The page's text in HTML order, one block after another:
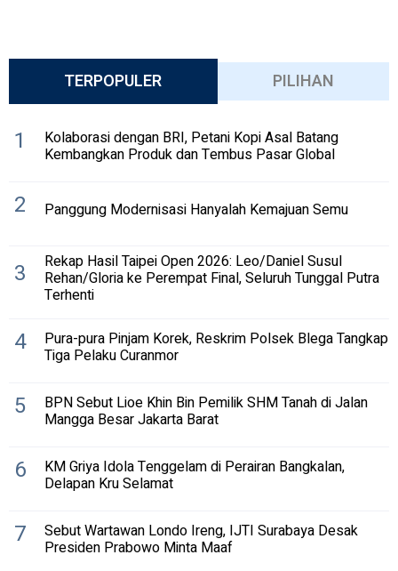
TERPOPULER PILIHAN
1 Kolaborasi dengan BRI, Petani Kopi Asal Batang
Kembangkan Produk dan Tembus Pasar Global
2 Panggung Modernisasi Hanyalah Kemajuan Semu
3 Rekap Hasil Taipei Open 2026: Leo/Daniel Susul
Rehan/Gloria ke Perempat Final, Seluruh Tunggal Putra
Terhenti
4 Pura-pura Pinjam Korek, Reskrim Polsek Blega Tangkap
Tiga Pelaku Curanmor
5 BPN Sebut Lioe Khin Bin Pemilik SHM Tanah di Jalan
Mangga Besar Jakarta Barat
6 KM Griya Idola Tenggelam di Perairan Bangkalan,
Delapan Kru Selamat
7 Sebut Wartawan Londo Ireng, IJTI Surabaya Desak
Presiden Prabowo Minta Maaf